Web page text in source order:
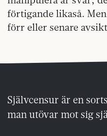
förtigande likaså.
förr eller senare
Självcensur är en
man utövar mot sig